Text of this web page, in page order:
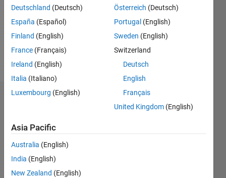
Dashboard
M…
-2-13
Deutschland (Deutsch)
España (Español)
Finland (English)
France (Français)
Ireland (English)
Italia (Italiano)
Luxembourg (English)
Österreich (Deutsch)
Portugal (English)
Sweden (English)
Switzerland
Deutsch
English
Français
United Kingdom (English)
Asia Pacific
Australia (English)
India (English)
New Zealand (English)